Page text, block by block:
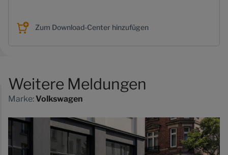
Zum Download-Center hinzufügen
Weitere Meldungen
Marke:Volkswagen